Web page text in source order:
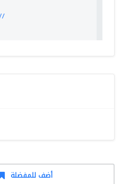
أضف للمفضلة